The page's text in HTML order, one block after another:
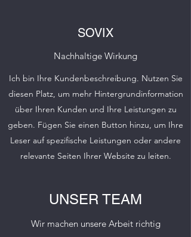
SOVIX
Nachhaltige Wirkung
Ich bin Ihre Kundenbeschreibung. Nutzen Sie
diesen Platz, um mehr Hintergrundinformation
über Ihren Kunden und Ihre Leistungen zu
geben. Fügen Sie einen Button hinzu, um Ihre
Leser auf spezifische Leistungen oder andere
relevante Seiten Ihrer Website zu leiten.
UNSER TEAM
Wir machen unsere Arbeit richtig